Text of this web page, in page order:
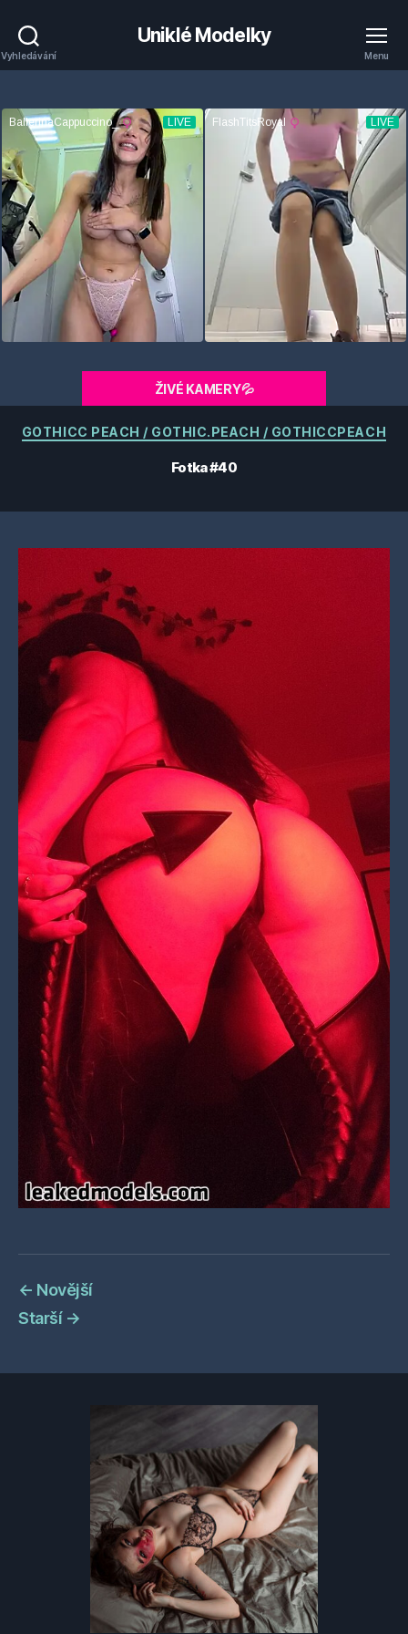
Vyhledávání
Uniklé Modelky
Menu
ŽIVÉ KAMERY💦
Kategorie
GOTHICC PEACH / GOTHIC.PEACH / GOTHICCPEACH
Fotka #40
← Novější
Starší →